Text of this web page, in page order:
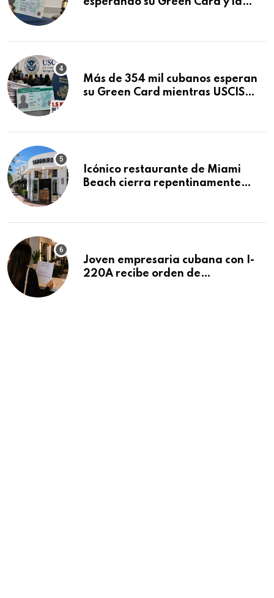
Más de 354 mil cubanos esperan
su Green Card mientras USCIS
Icónico restaurante de Miami
Beach cierra repentinamente
Joven empresaria cubana con I-
220A recibe orden de